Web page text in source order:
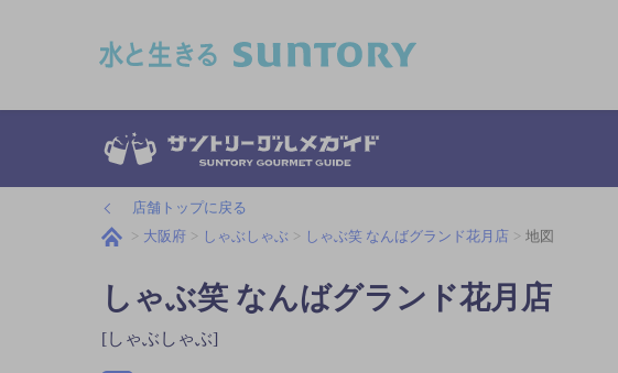
店舗トップに戻る
大阪府
しゃぶしゃぶ しゃぶ笑 なんばグランド花月店 地図
しゃぶ笑 なんばグランド花月店
[しゃぶしゃぶ]